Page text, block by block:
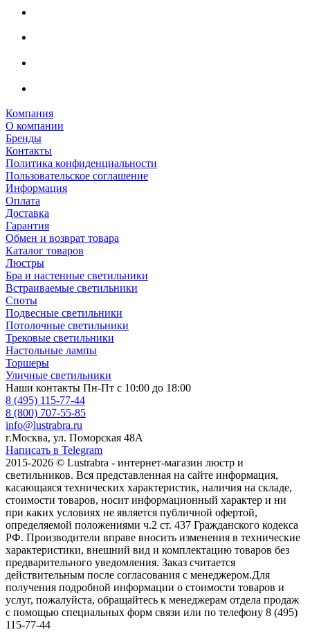
Компания
О компании
Бренды
Контакты
Политика конфиденциальности
Пользовательское соглашение
Информация
Оплата
Доставка
Гарантия
Обмен и возврат товара
Каталог товаров
Люстры
Бра и настенные светильники
Встраиваемые светильники
Споты
Подвесные светильники
Потолочные светильники
Трековые светильники
Настольные лампы
Торшеры
Уличные светильники
Наши контакты Пн-Пт с 10:00 до 18:00
8 (495) 115-77-44
8 (800) 707-55-85
info@lustrabra.ru
г.Москва, ул. Поморская 48А
Написать в Telegram
2015-2026 © Lustrabra - интернет-магазин люстр и
светильников. Вся представленная на сайте информация,
касающаяся технических характеристик, наличия на складе,
стоимости товаров, носит информационный характер и ни
при каких условиях не является публичной офертой,
определяемой положениями ч.2 ст. 437 Гражданского кодекса
РФ. Производители вправе вносить изменения в технические
характеристики, внешний вид и комплектацию товаров без
предварительного уведомления. Заказ считается
действительным после согласования с менеджером.Для
получения подробной информации о стоимости товаров и
услуг, пожалуйста, обращайтесь к менеджерам отдела продаж
с помощью специальных форм связи или по телефону 8 (495)
115-77-44